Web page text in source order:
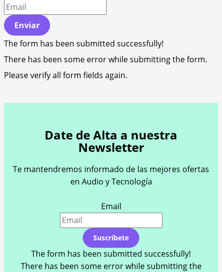
Enviar
The form has been submitted successfully!
There has been some error while submitting the form.
Please verify all form fields again.
Date de Alta a nuestra
Newsletter
Te mantendremos informado de las mejores ofertas
en Audio y Tecnología
Email
Suscríbete
The form has been submitted successfully!
There has been some error while submitting the